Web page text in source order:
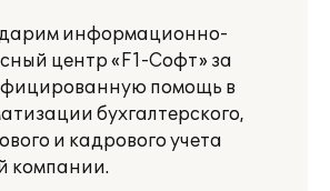
информационно-
центр «F1-Софт» за
помощь в
бухгалтерского,
и кадрового учета
компании.